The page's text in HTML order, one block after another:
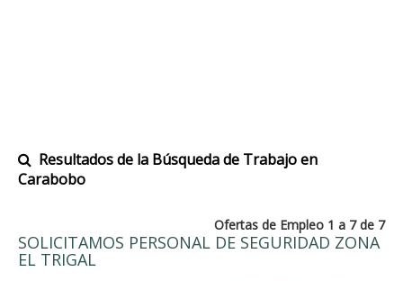
Resultados de la Búsqueda de Trabajo en
Carabobo
Ofertas de Empleo 1 a 7 de 7
SOLICITAMOS PERSONAL DE SEGURIDAD ZONA
EL TRIGAL